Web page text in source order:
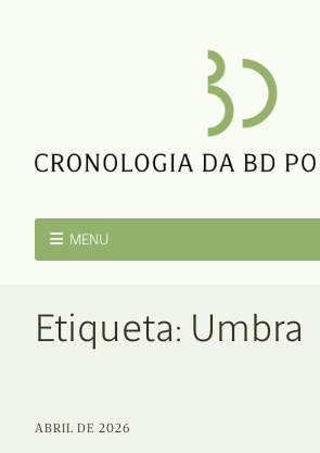
MENU
Etiqueta: Umbra
ABRIL DE 2026